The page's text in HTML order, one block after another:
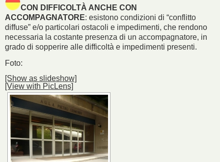
CON DIFFICOLTÀ ANCHE CON
ACCOMPAGNATORE: esistono condizioni di “conflitto
diffuse” e/o particolari ostacoli e impedimenti, che rendono
necessaria la costante presenza di un accompagnatore, in
grado di sopperire alle difficoltà e impedimenti presenti.
Foto:
[Show as slideshow]
[View with PicLens]